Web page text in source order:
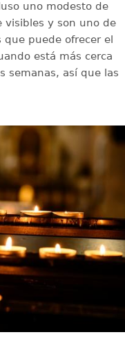
uno modesto de
visibles y son uno de
que puede ofrecer el
está más cerca
semanas, así que las